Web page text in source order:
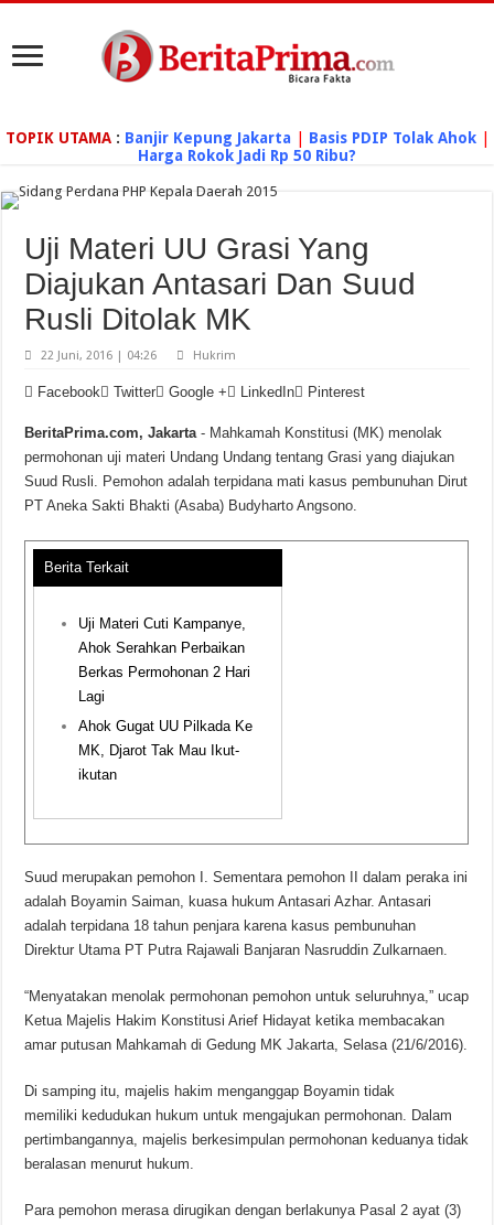
TOPIK UTAMA: Banjir Kepung Jakarta Basis PDIP Tolak Ahok
Harga Rokok Jadi Rp 50 Ribu?
Uji Materi UU Grasi Yang
Diajukan Antasari Dan Suud
Rusli Ditolak MK
22 Juni, 2016 | 04:26 Hukrim
Facebook Twitter Google + LinkedIn Pinterest
BeritaPrima.com, Jakarta - Mahkamah Konstitusi (MK) menolak
permohonan uji materi Undang Undang tentang Grasi yang diajukan
Suud Rusli. Pemohon adalah terpidana mati kasus pembunuhan Dirut
PT Aneka Sakti Bhakti (Asaba) Budyharto Angsono.
Berita Terkait
Uji Materi Cuti Kampanye,
Ahok Serahkan Perbaikan
Berkas Permohonan 2 Hari
Lagi
Ahok Gugat UU Pilkada Ke
MK, Djarot Tak Mau Ikut-
ikutan
Suud merupakan pemohon I. Sementara pemohon II dalam peraka ini
adalah Boyamin Saiman, kuasa hukum Antasari Azhar. Antasari
adalah terpidana 18 tahun penjara karena kasus pembunuhan
Direktur Utama PT Putra Rajawali Banjaran Nasruddin Zulkarnaen.
“Menyatakan menolak permohonan pemohon untuk seluruhnya,” ucap
Ketua Majelis Hakim Konstitusi Arief Hidayat ketika membacakan
amar putusan Mahkamah di Gedung MK Jakarta, Selasa (21/6/2016).
Di samping itu, majelis hakim menganggap Boyamin tidak
memiliki kedudukan hukum untuk mengajukan permohonan. Dalam
pertimbangannya, majelis berkesimpulan permohonan keduanya tidak
beralasan menurut hukum.
Para pemohon merasa dirugikan dengan berlakunya Pasal 2 ayat (3)